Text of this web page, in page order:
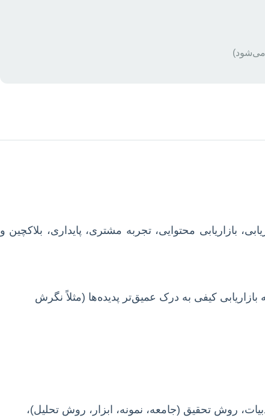
می‌شود)
بازاریابی محتوایی، تجربه مشتری، پایداری، بلاکچین و
بازاریابی کیفی به درک عمیق‌تر پدیده‌ها (مثلاً نگرش
روش تحقیق (جامعه، نمونه، ابزار، روش تحلیل)،